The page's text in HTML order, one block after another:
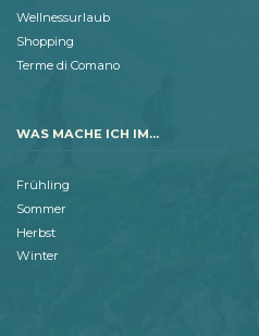
Wellnessurlaub
Shopping
Terme di Comano
WAS MACHE ICH IM...
Frühling
Sommer
Herbst
Winter